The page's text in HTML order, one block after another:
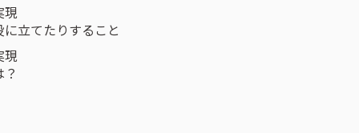
現
立てたりすること
現